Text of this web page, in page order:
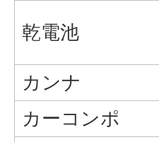
乾電池
カンナ
カーコンポ